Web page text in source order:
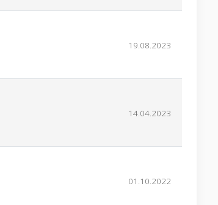
19.08.2023
14.04.2023
01.10.2022